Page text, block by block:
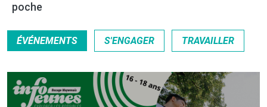
poche
ÉVÉNEMENTS S'ENGAGER TRAVAILLER